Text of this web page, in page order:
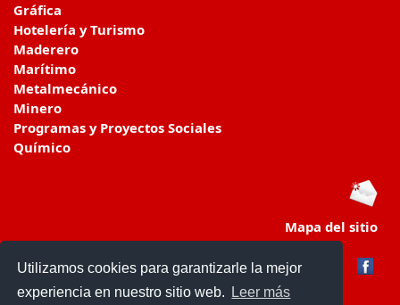
Utilizamos cookies para garantizarle la mejor
experiencia en nuestro sitio web.
Leer más
Gráfica
Hotelería y Turismo
Maderero
Marítimo
Metalmecánico
Minero
Programas y Proyectos Sociales
Químico
Mapa del sitio